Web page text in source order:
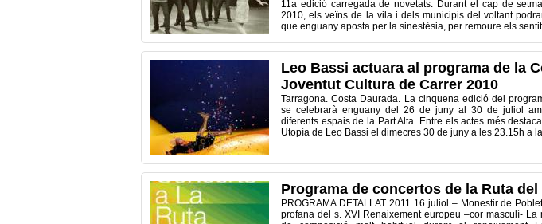
11a edició carregada de novetats. Durant el cap de
2010, els veïns de la vila i dels municipis del voltant
que enguany aposta per la sinestèsia, per remoure els
Leo Bassi actuara al programa de la
Joventut Cultura de Carrer 2010
Tarragona. Costa Daurada. La cinquena edició del
se celebrarà enguany del 26 de juny al 30 de juliol
diferents espais de la Part Alta. Entre els actes més
Utopía de Leo Bassi el dimecres 30 de juny a les 23.15h a
Programa de concertos de la Ruta del
PROGRAMA DETALLAT 2011 16 juliol – Monestir de
profana del s. XVI Renaixement europeu –cor masculí-